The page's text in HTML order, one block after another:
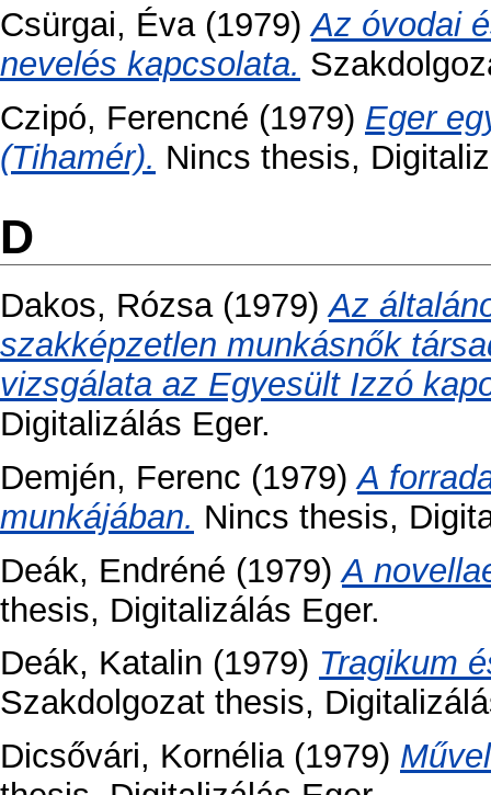
Csürgai, Éva(1979)Az óvodai
nevelés kapcsolata.
Czipó, Ferencné (1979) Eger
(Tihamér). Nincs thesis,
D
Dakos, Rózsa(1979)Az
szakképzetlen munkásnők
vizsgálata az Egyesült Izzó
Digitalizálás Eger.
Demjén, Ferenc (1979)A
munkájában. Nincs thesis,
Deák, Endréné (1979)A
thesis, Digitalizálás Eger.
Deák, Katalin (1979) Tragikum
Szakdolgozat thesis,
Dicsővári, Kornélia(1979)